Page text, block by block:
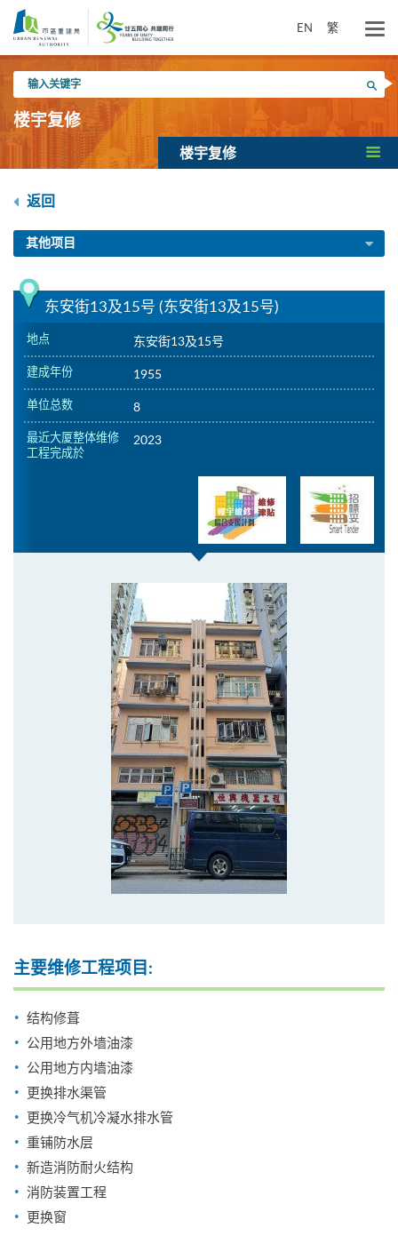
内
EN 繁
入
关
键
搜寻
楼宇复修
楼宇复修
返回
其他项目
东安街13及15号 (东安街13及15号)
地点 东安街13及15号
建成年份 1955
单位总数 8
最近大厦整体维修
工程完成於
2023
主要维修工程项目:
结构修葺
公用地方外墙油漆
公用地方内墙油漆
更换排水渠管
更换冷气机冷凝水排水管
重铺防水层
新造消防耐火结构
消防装置工程
更换窗